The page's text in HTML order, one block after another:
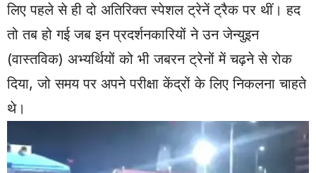
लिए पहले से ही दो अतिरिक्त स्पेशल ट्रेनें ट्रैक पर थीं। हद
तो तब हो गई जब इन प्रदर्शनकारियों ने उन जेन्युइन
(वास्तविक) अभ्यर्थियों को भी जबरन ट्रेनों में चढ़ने से रोक
दिया, जो समय पर अपने परीक्षा केंद्रों के लिए निकलना चाहते
थे।